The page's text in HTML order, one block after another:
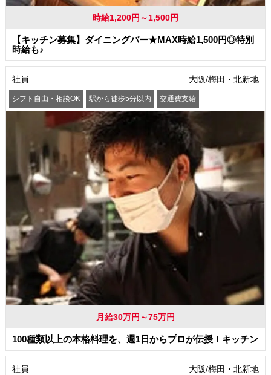
時給1,200円～1,500円
【キッチン募集】ダイニングバー★MAX時給1,500円◎特別
時給も♪
社員 大阪/梅田・北新地
シフト自由・相談OK 駅から徒歩5分以内 交通費支給
月給30万円～75万円
100種類以上の本格料理を、週1日からプロが伝授！キッチン
社員 大阪/梅田・北新地